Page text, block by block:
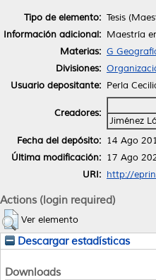
Tipo de elemento: Tesis
Información adicional: Maestría
Materias: G
Divisiones:
Usuario depositante: Perla
Creadores:
Jiménez
Fecha del depósito: 14 Ago
Última modificación: 17 Ago
URI: http://
Actions (login required)
Ver elemento
Descargar estadísticas
Downloads